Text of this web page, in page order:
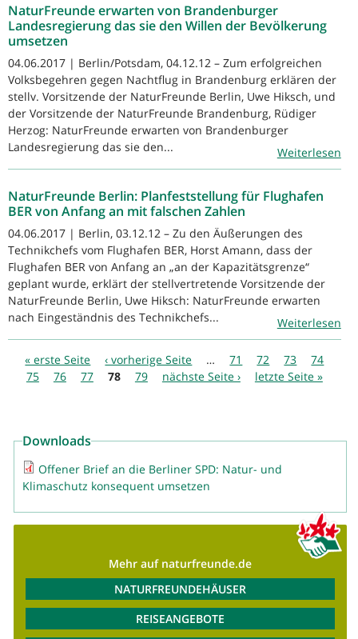
NaturFreunde erwarten von Brandenburger
Landesregierung das sie den Willen der Bevölkerung
umsetzen
04.06.2017 | Berlin/Potsdam, 04.12.12 – Zum erfolgreichen
Volksbegehren gegen Nachtflug in Brandenburg erklären der
stellv. Vorsitzende der NaturFreunde Berlin, Uwe Hiksch, und
der Vorsitzende der NaturFreunde Brandenburg, Rüdiger
Herzog: NaturFreunde erwarten von Brandenburger
Landesregierung das sie den...
Weiterlesen
NaturFreunde Berlin: Planfeststellung für Flughafen
BER von Anfang an mit falschen Zahlen
04.06.2017 | Berlin, 03.12.12 – Zu den Äußerungen des
Technikchefs vom Flughafen BER, Horst Amann, dass der
Flughafen BER von Anfang an „an der Kapazitätsgrenze“
geplant wurde, erklärt der stellvertretende Vorsitzende der
NaturFreunde Berlin, Uwe Hiksch: NaturFreunde erwarten
nach Eingeständnis des Technikchefs...
Weiterlesen
Seiten
« erste Seite ‹ vorherige Seite … 71 72 73
74
75
76 77 78 79 nächste Seite › letzte Seite »
Downloads
Offener Brief an die Berliner SPD: Natur- und
Klimaschutz konsequent umsetzen
Mehr auf naturfreunde.de
NATURFREUNDEHÄUSER
REISEANGEBOTE